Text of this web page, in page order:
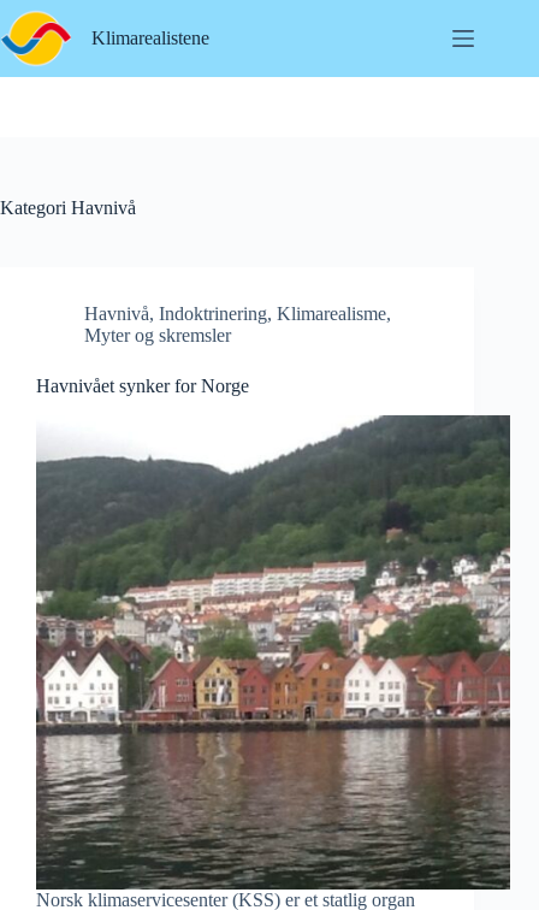
Hopp
til
innholdet
Klimarealistene
Kategori Havnivå
Havnivå, Indoktrinering, Klimarealisme,
Myter og skremsler
Havnivået synker for Norge
Norsk klimaservicesenter (KSS) er et statlig organ